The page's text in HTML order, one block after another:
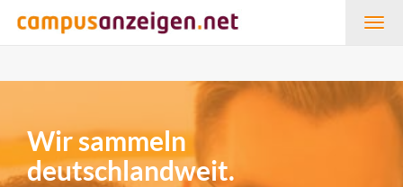
Wir sammeln
deutschlandweit.